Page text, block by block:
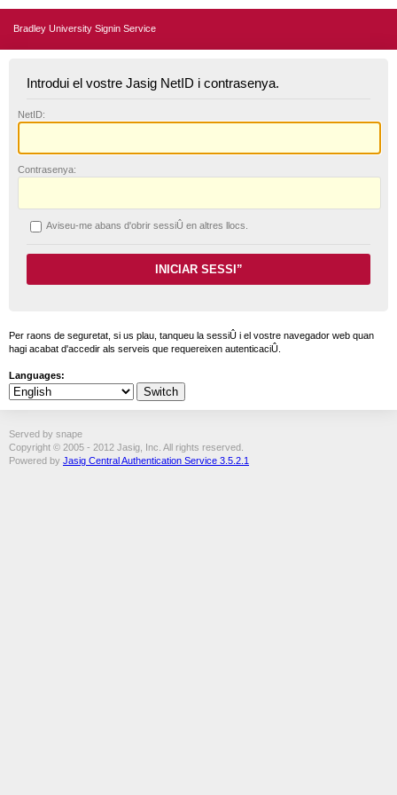
Bradley University Signin Service
Introdui el vostre Jasig NetID i contrasenya.
NetID:
Contrasenya:
Aviseu-me abans d'obrir sessiÛ en altres llocs.
Per raons de seguretat, si us plau, tanqueu la sessiÛ i el vostre navegador web quan
hagi acabat d'accedir als serveis que requereixen autenticaciÛ.
Languages:
Served by snape
Copyright © 2005 - 2012 Jasig, Inc. All rights reserved.
Powered by Jasig Central Authentication Service 3.5.2.1